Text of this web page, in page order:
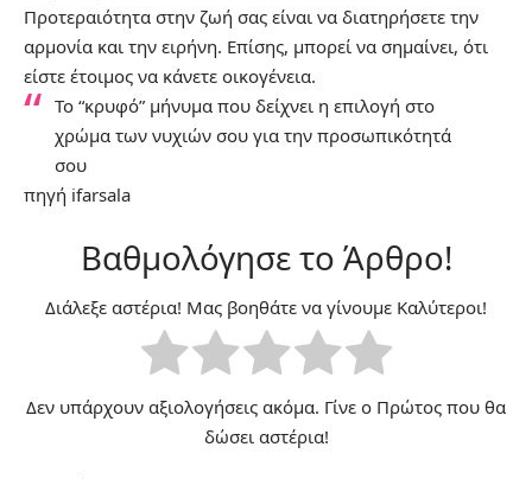
Προτεραιότητα στην ζωή σας είναι να διατηρήσετε την
αρμονία και την ειρήνη. Επίσης, μπορεί να σημαίνει, ότι
είστε έτοιμος να κάνετε οικογένεια.
Το “κρυφό” μήνυμα που δείχνει η επιλογή στο
χρώμα των νυχιών σου για την προσωπικότητά
σου
πηγή ifarsala
Βαθμολόγησε το Άρθρο!
Διάλεξε αστέρια! Μας βοηθάτε να γίνουμε Καλύτεροι!
Δεν υπάρχουν αξιολογήσεις ακόμα. Γίνε ο Πρώτος που θα
δώσει αστέρια!